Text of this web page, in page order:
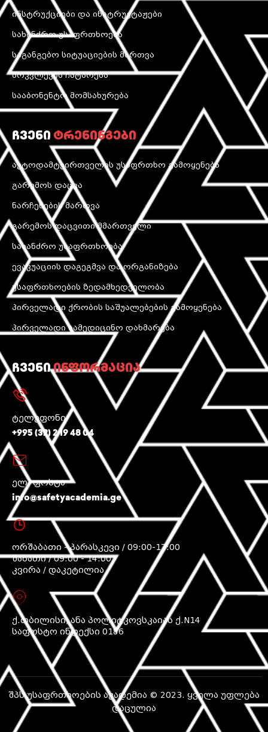
ინსტრუქციები და ინსტრუქტაჟები
სახანძრო უსაფრთხოება
საგანგებო სიტუაციების მართვა
მოკვლევის ჩატარება
სააბონენტო მომსახურება
ჩვენი ტრენინგები
ავტოდამტვირთველის უსაფრთხო გამოყენება
გარემოს დაცვა
ნარჩენების მართვა
გარემოს დაცვითი მმართველი
სახანძრო უსაფრთხოება
ევაკუაციის დაგეგმვა და ორგანიზება
უსაფრთხოების ზედამხედველობა
პირველადი ქრობის საშუალებების გამოყენება
პირველადი სამედიცინო დახმარება
ჩვენიინფორმაცია
ტელეფონი
+995 (32) 2 19 48 04
ელ. ფოსტა
info@safetyacademia.ge
ორშაბათი - პარასკევი / 09:00-17:00
შაბათი / 09:00 - 14:00
კვირა / დაკეტილია
ქ.თბილისი, ანა პოლიტკოვსკაიას ქ.N14
საფოსტო ინდექსი 0186
შპს უსაფრთხოების აკადემია © 2023. ყველა უფლება
დაცულია